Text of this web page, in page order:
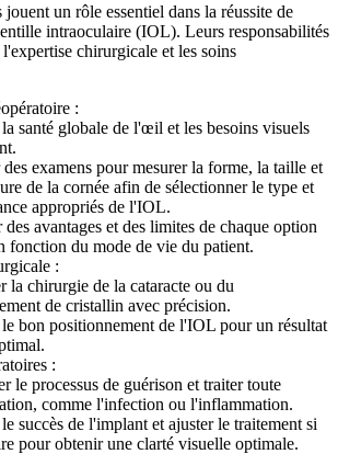
un rôle essentiel dans la réussite de
intraoculaire (IOL). Leurs responsabilités
chirurgicale et les soins
:
santé globale de l'œil et les besoins visuels
des examens pour mesurer la forme, la taille et
de la cornée afin de sélectionner le type et
appropriés de l'IOL.
avantages et des limites de chaque option
fonction du mode de vie du patient.
:
la chirurgie de la cataracte ou du
de cristallin avec précision.
bon positionnement de l'IOL pour un résultat
:
le processus de guérison et traiter toute
comme l'infection ou l'inflammation.
succès de l'implant et ajuster le traitement si
pour obtenir une clarté visuelle optimale.